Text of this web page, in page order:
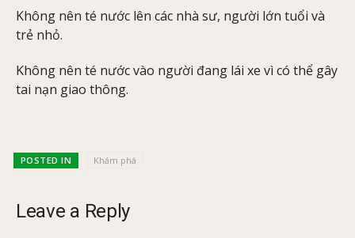
Không nên té nước lên các nhà sư, người lớn tuổi và
trẻ nhỏ.
Không nên té nước vào người đang lái xe vì có thể gây
tai nạn giao thông.
POSTED IN Khám phá
Leave a Reply